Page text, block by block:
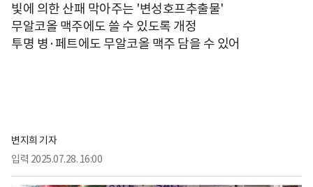
빛에 의한 산패 막아주는 '변성호프추출물'
무알코올 맥주에도 쓸 수 있도록 개정
투명 병·페트에도 무알코올 맥주 담을 수 있어
변지희 기자
입력 2025.07.28. 16:00